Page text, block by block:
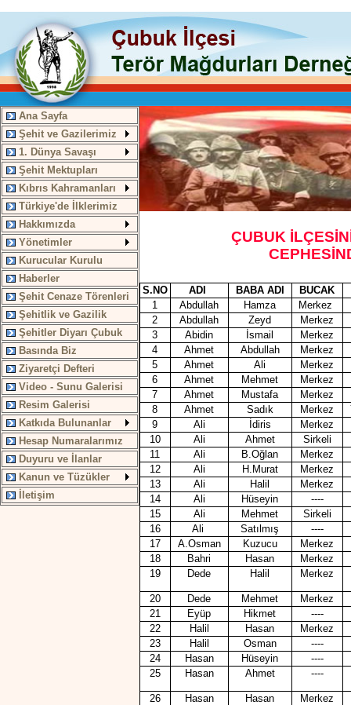
Ana Sayfa
Şehit ve Gazilerimiz
1. Dünya Savaşı
Şehit Mektupları
Kıbrıs Kahramanları
Türkiye'de İlklerimiz
Hakkımızda
Yönetimler
Kurucular Kurulu
Haberler
Şehit Cenaze Törenleri
Şehitlik ve Gazilik
Şehitler Diyarı Çubuk
Basında Biz
Ziyaretçi Defteri
Video - Sunu Galerisi
Resim Galerisi
Katkıda Bulunanlar
Hesap Numaralarımız
Duyuru ve İlanlar
Kanun ve Tüzükler
İletişim
ÇUBUK
C
S.NO ADI BABA ADI
BUCAK
1
Abdullah Hamza
Merkez
2
Abdullah Zeyd
Merkez
3
Abidin İsmail
Merkez
4
Ahmet Abdullah
Merkez
5
Ahmet Ali
Merkez
6
Ahmet Mehmet
Merkez
7
Ahmet Mustafa
Merkez
8
Ahmet Sadık Merkez
9
Ali İdiris
Merkez
10
Ali Ahmet
Sirkeli
11
Ali B.Oğlan
Merkez
12
Ali H.Murat
Merkez
13
Ali Halil
Merkez
14
Ali Hüseyin
----
15
Ali Mehmet
Sirkeli
16
Ali Satılmış
----
17
A.Osman Kuzucu
Merkez
18
Bahri Hasan
Merkez
19
Dede Halil Merkez
20 Dede Mehmet
Merkez
21
Eyüp Hikmet
----
22
Halil Hasan
Merkez
23
Halil Osman
----
24
Hasan Hüseyin
----
25
Hasan Ahmet ----
26 Hasan Hasan
Merkez